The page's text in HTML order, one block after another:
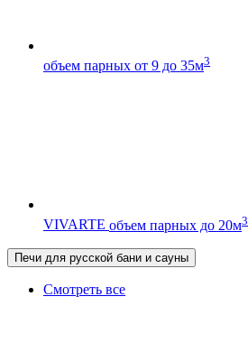
объем парных от 9 до 35м3
VIVARTE объем парных до 20м3
Печи для русской бани и сауны
Смотреть все